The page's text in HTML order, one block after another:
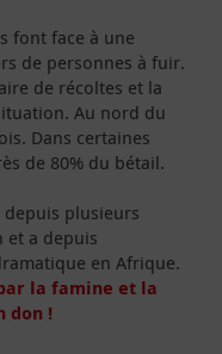
font face à une
de personnes à fuir.
de récoltes et la
Au nord du
Dans certaines
de 80% du bétail.
plusieurs
et a depuis
en Afrique.
la famine et la
don !